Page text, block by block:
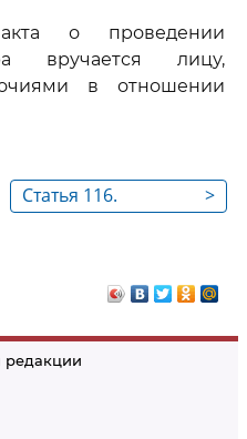
редакции
о проведении
вручается лицу,
в отношении
>
Статья 116.